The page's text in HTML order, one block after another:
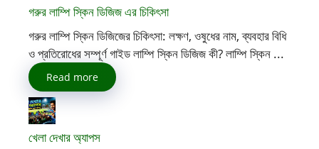
গরুর লাম্পি স্কিন ডিজিজ এর চিকিৎসা
গরুর লাম্পি স্কিন ডিজিজের চিকিৎসা: লক্ষণ, ওষুধের নাম, ব্যবহার বিধি
ও প্রতিরোধের সম্পূর্ণ গাইড লাম্পি স্কিন ডিজিজ কী? লাম্পি স্কিন ...
Read more
খেলা দেখার অ্যাপস